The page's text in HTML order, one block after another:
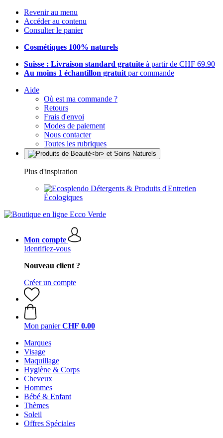
Revenir au menu
Accéder au contenu
Consulter le panier
Cosmétiques 100% naturels
Suisse : Livraison standard gratuite à partir de CHF 69.90
Au moins 1 échantillon gratuit par commande
Aide
Où est ma commande ?
Retours
Frais d'envoi
Modes de paiement
Nous contacter
Toutes les rubriques
Plus d'inspiration
Détergents & Produits d'Entretien
Écologiques
Mon compte
Identifiez-vous
Nouveau client ?
Créer un compte
Mon panier CHF 0.00
Marques
Visage
Maquillage
Hygiène & Corps
Cheveux
Hommes
Bébé & Enfant
Thèmes
Soleil
Offres Spéciales